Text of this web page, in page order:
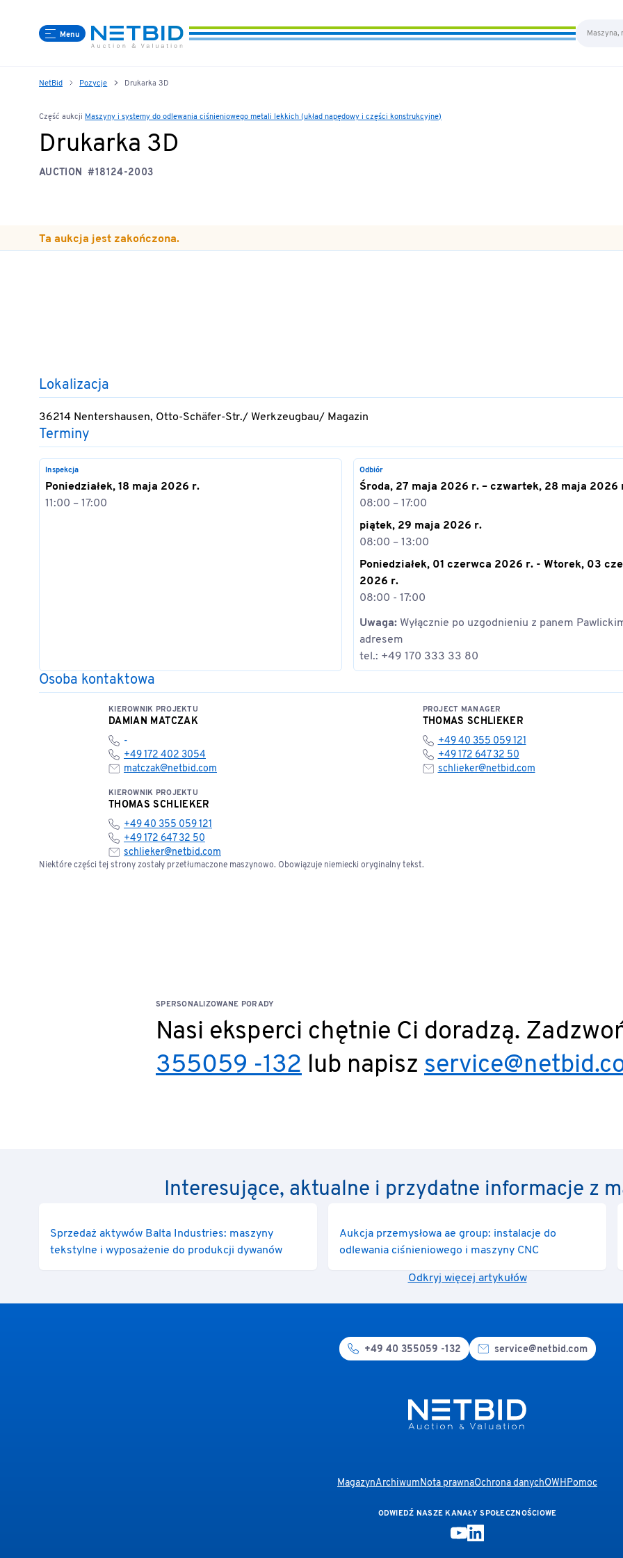
Menu
NetBid Pozycje Drukarka 3D
Część aukcji Maszyny i systemy do odlewania ciśnieniowego metali lekkich (układ napędowy i części konstrukcyjne)
Drukarka 3D
AUCTION #18124-2003
Ta aukcja jest zakończona.
Lokalizacja
36214 Nentershausen, Otto-Schäfer-Str./ Werkzeugbau/ Magazin
Terminy
Inspekcja
Poniedziałek, 18 maja 2026 r.
11:00 – 17:00
Odbiór
Środa, 27 maja 2026 r. – czwartek, 28 maja 2026
08:00 – 17:00
piątek, 29 maja 2026 r.
08:00 – 13:00
Poniedziałek, 01 czerwca 2026 r. - Wtorek, 03
2026 r.
08:00 - 17:00
Uwaga:Wyłącznie po uzgodnieniu z panem
adresem
tel.: +49 170 333 33 80
Osoba kontaktowa
KIEROWNIK PROJEKTU
DAMIAN MATCZAK
-
+49 172 402 3054
matczak@netbid.com
PROJECT MANAGER
THOMAS SCHLIEKER
+49 40 355 059 121
+49 172 647 32 50
schlieker@netbid.com
KIEROWNIK PROJEKTU
THOMAS SCHLIEKER
+49 40 355 059 121
+49 172 647 32 50
schlieker@netbid.com
Niektóre części tej strony zostały przetłumaczone maszynowo. Obowiązuje niemiecki oryginalny tekst.
SPERSONALIZOWANE PORADY
Nasi eksperci chętnie Ci doradzą.
355059 -132 lub napisz
Interesujące, aktualne i przydatne informacje z
Sprzedaż aktywów Balta Industries: maszyny
tekstylne i wyposażenie do produkcji dywanów
Aukcja przemysłowa ae group: instalacje do
odlewania ciśnieniowego i maszyny CNC
Odkryj więcej artykułów
+49 40 355059 -132 service@netbid.com
MagazynArchiwumNota prawnaOchrona danychOWHPomoc
ODWIEDŹ NASZE KANAŁY SPOŁECZNOŚCIOWE